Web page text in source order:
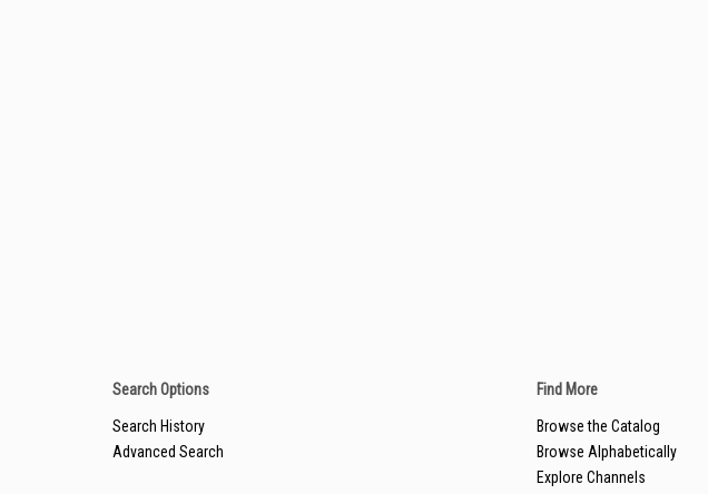
Search Options
Search History
Advanced Search
Find More
Browse the Catalog
Browse Alphabetically
Explore Channels